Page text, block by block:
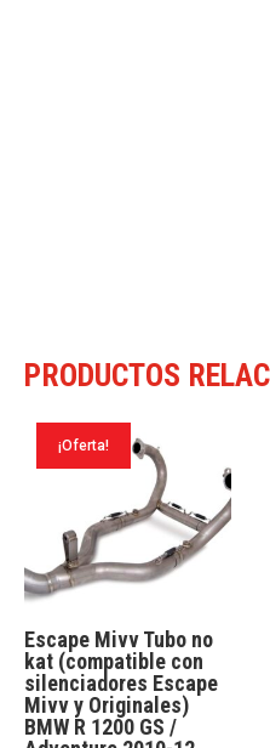
PRODUCTOS
¡Oferta!
Escape Mivv Tubo no
kat (compatible con
silenciadores Escape
Mivv y Originales)
BMW R 1200 GS /